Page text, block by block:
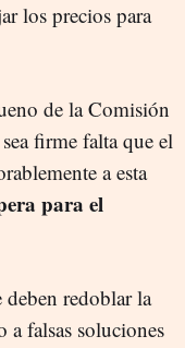
los precios para
de la Comisión
firme falta que el
a esta
para el
redoblar la
a falsas soluciones